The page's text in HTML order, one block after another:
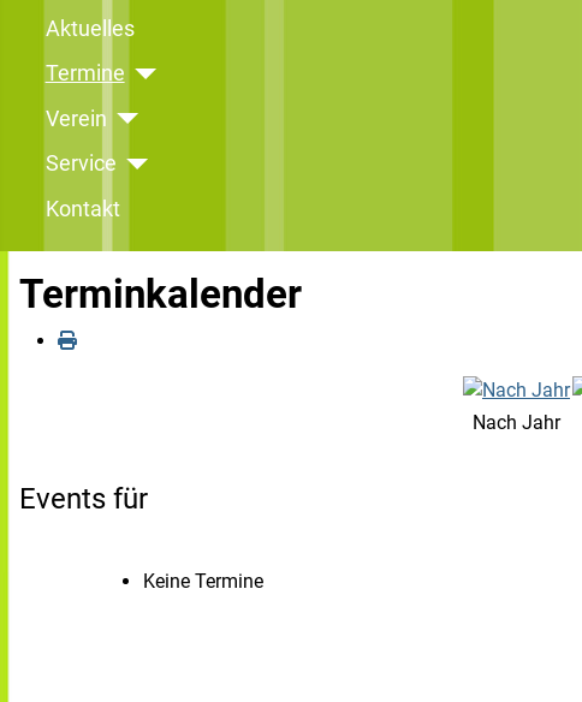
Aktuelles
Termine
Verein
Service
Kontakt
Terminkalender
Nach Jahr
Events für
Keine Termine